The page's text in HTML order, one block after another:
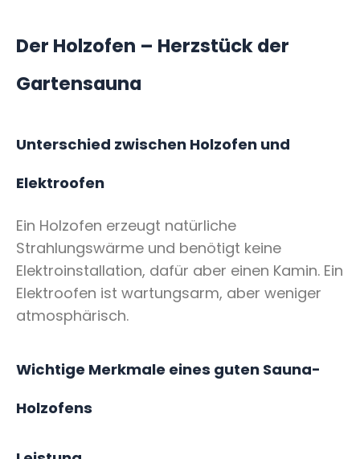
Der Holzofen – Herzstück der
Gartensauna
Unterschied zwischen Holzofen und
Elektroofen
Ein Holzofen erzeugt natürliche
Strahlungswärme und benötigt keine
Elektroinstallation, dafür aber einen Kamin. Ein
Elektroofen ist wartungsarm, aber weniger
atmosphärisch.
Wichtige Merkmale eines guten Sauna-
Holzofens